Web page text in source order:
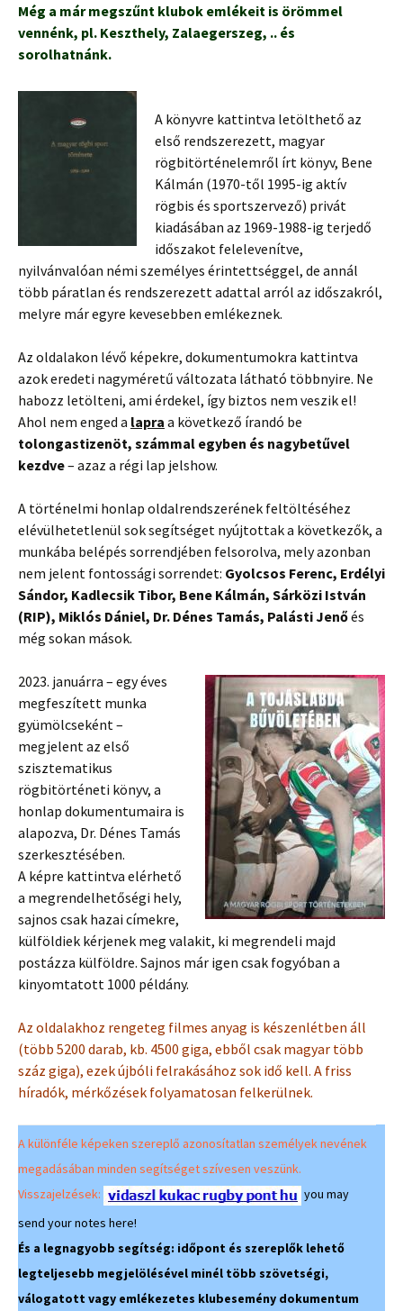
Még a már megszűnt klubok emlékeit is örömmel
vennénk, pl. Keszthely, Zalaegerszeg, .. és
sorolhatnánk.
A könyvre kattintva letölthető az
első rendszerezett, magyar
rögbitörténelemről írt könyv, Bene
Kálmán (1970-től 1995-ig aktív
rögbis és sportszervező) privát
kiadásában az 1969-1988-ig terjedő
időszakot felelevenítve,
nyilvánvalóan némi személyes érintettséggel, de annál
több páratlan és rendszerezett adattal arról az időszakról,
melyre már egyre kevesebben emlékeznek.
Az oldalakon lévő képekre, dokumentumokra kattintva
azok eredeti nagyméretű változata látható többnyire. Ne
habozz letölteni, ami érdekel, így biztos nem veszik el!
Ahol nem enged a lapra a következő írandó be
tolongastizenöt, számmal egyben és nagybetűvel
kezdve– azaz a régi lap jelshow.
A történelmi honlap oldalrendszerének feltöltéséhez
elévülhetetlenül sok segítséget nyújtottak a következők, a
munkába belépés sorrendjében felsorolva, mely azonban
nem jelent fontossági sorrendet: Gyolcsos Ferenc, Erdélyi
Sándor, Kadlecsik Tibor, Bene Kálmán, Sárközi István
(RIP), Miklós Dániel, Dr. Dénes Tamás, Palásti Jenőés
még sokan mások.
2023. januárra – egy éves
megfeszített munka
gyümölcseként –
megjelent az első
szisztematikus
rögbitörténeti könyv, a
honlap dokumentumaira is
alapozva, Dr. Dénes Tamás
szerkesztésében.
A képre kattintva elérhető
a megrendelhetőségi hely,
sajnos csak hazai címekre,
külföldiek kérjenek meg valakit, ki megrendeli majd
postázza külföldre. Sajnos már igen csak fogyóban a
kinyomtatott 1000 példány.
Az oldalakhoz rengeteg filmes anyag is készenlétben áll
(több 5200 darab, kb. 4500 giga, ebből csak magyar több
száz giga), ezek újbóli felrakásához sok idő kell. A friss
híradók, mérkőzések folyamatosan felkerülnek.
A különféle képeken szereplő azonosítatlan személyek nevének
megadásában minden segítséget szívesen veszünk.
Visszajelzések:
you may
send your notes here!
És a legnagyobb segítség: időpont és szereplők lehető
legteljesebb megjelölésével minél több szövetségi,
válogatott vagy emlékezetes klubesemény dokumentum